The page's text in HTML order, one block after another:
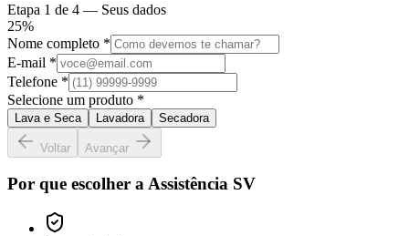
Etapa 1 de 4 — Seus dados
25%
Nome completo *
E-mail *
Telefone *
Selecione um produto *
Lava e Seca Lavadora Secadora
Voltar Avançar
Por que escolher a Assistência SV